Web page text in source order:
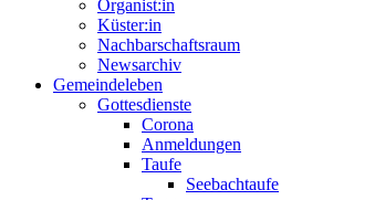
Organist:in
Küster:in
Nachbarschaftsraum
Newsarchiv
Gemeindeleben
Gottesdienste
Corona
Anmeldungen
Taufe
Seebachtaufe